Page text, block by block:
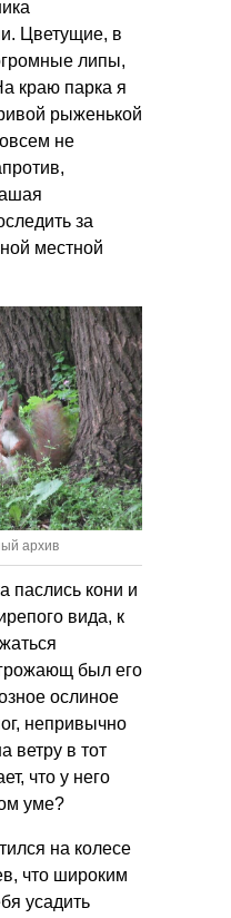
Цветущие, в
липы,
краю парка я
рыженькой
не
за
местной
архив
паслись кони и
вида, к
был его
ослиное
непривычно
ветру в тот
что у него
уме?
на колесе
что широким
усадить